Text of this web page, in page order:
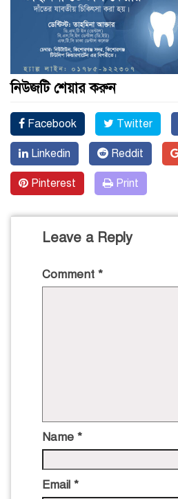
নিউজটি শেয়ার করুন
Facebook Twitter
Linkedin Reddit
Pinterest Print
Leave a Reply
Comment *
Name *
Email *